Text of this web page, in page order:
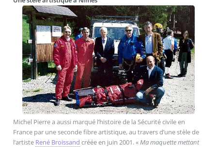
Michel Pierre a aussi marqué l’histoire de la Sécurité civile en
France par une seconde fibre artistique, au travers d’une stèle de
l’artiste René Broissand créée en juin 2001. «Ma maquette mettant